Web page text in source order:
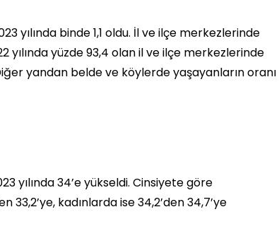
yılında binde 1,1 oldu. İl ve ilçe merkezlerinde
yılında yüzde 93,4 olan il ve ilçe merkezlerinde
yandan belde ve köylerde yaşayanların oranı
yılında 34’e yükseldi. Cinsiyete göre
kadınlarda ise 34,2’den 34,7’ye